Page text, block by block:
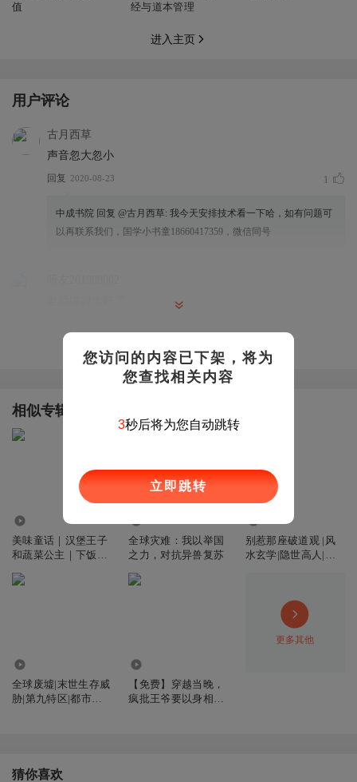
值
经与道本管理
进入主页
用户评论
古月西草
声音忽大忽小
回复 2020-08-23 1
中成书院 回复 @古月西草: 我今天安排技术看一下哈，如有问题可
以再联系我们，国学小书童18660417359，微信同号
听友193357689
问张老师，为什么日本人说中国是上下4000年，我一直不明
白，日本人连算术题也不会做吗？
老师讲的很好，👍👍👍很想跟老师学习，怎样报名呢？
healthyyeyeie
相似专辑
484.18万
美味童话｜汉堡王子
和蔬菜公主｜下饭故
全球灾难：我以举国
之力，对抗异兽复苏
316.72万
别惹那座破道观 |风
水玄学|隐世高人|降
全球废墟|末世生存威
胁|第九特区|都市脑
【免费】穿越当晚，
疯批王爷要以身相许|
更多其他
猜你喜欢
您访问的内容已下架，将为
您查找相关内容
2秒后将为您自动跳转
立即跳转